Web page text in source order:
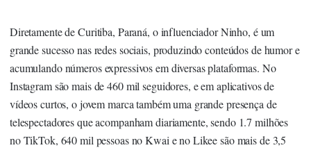
Diretamente de Curitiba, Paraná, o influenciador Ninho, é um
grande sucesso nas redes sociais, produzindo conteúdos de humor e
acumulando números expressivos em diversas plataformas. No
Instagram são mais de 460 mil seguidores, e em aplicativos de
vídeos curtos, o jovem marca também uma grande presença de
telespectadores que acompanham diariamente, sendo 1.7 milhões
no TikTok, 640 mil pessoas no Kwai e no Likee são mais de 3,5